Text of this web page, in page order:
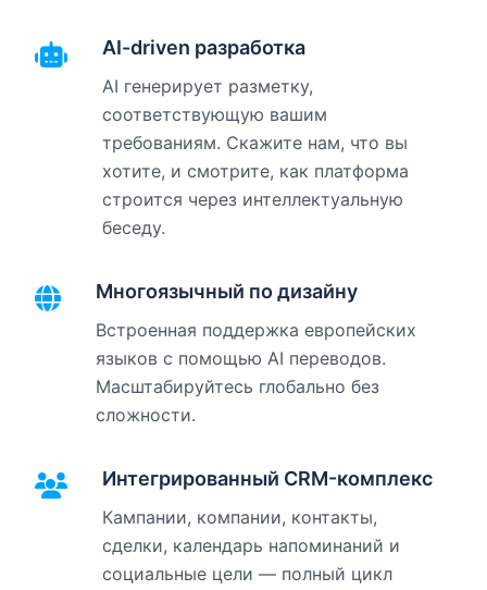
AI-driven разработка
AI генерирует разметку,
соответствующую вашим
требованиям. Скажите нам, что вы
хотите, и смотрите, как платформа
строится через интеллектуальную
беседу.
Многоязычный по дизайну
Встроенная поддержка европейских
языков с помощью AI переводов.
Масштабируйтесь глобально без
сложности.
Интегрированный CRM-комплекс
Кампании, компании, контакты,
сделки, календарь напоминаний и
социальные цели — полный цикл